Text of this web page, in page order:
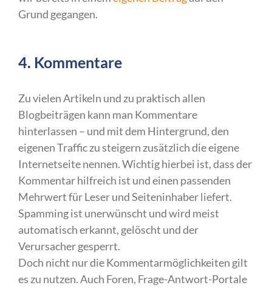
Grund gegangen.
4. Kommentare
Zu vielen Artikeln und zu praktisch allen
Blogbeiträgen kann man Kommentare
hinterlassen – und mit dem Hintergrund, den
eigenen Traffic zu steigern zusätzlich die eigene
Internetseite nennen. Wichtig hierbei ist, dass der
Kommentar hilfreich ist und einen passenden
Mehrwert für Leser und Seiteninhaber liefert.
Spamming ist unerwünscht und wird meist
automatisch erkannt, gelöscht und der
Verursacher gesperrt.
Doch nicht nur die Kommentarmöglichkeiten gilt
es zu nutzen. Auch Foren, Frage-Antwort-Portale